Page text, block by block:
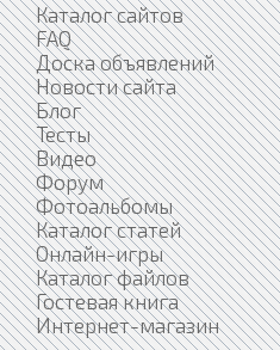
Каталог сайтов
FAQ
Доска объявлений
Новости сайта
Блог
Тесты
Видео
Форум
Фотоальбомы
Каталог статей
Онлайн-игры
Каталог файлов
Гостевая книга
Интернет-магазин